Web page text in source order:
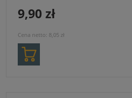
9,90 zł
Cena netto: 8,05 zł